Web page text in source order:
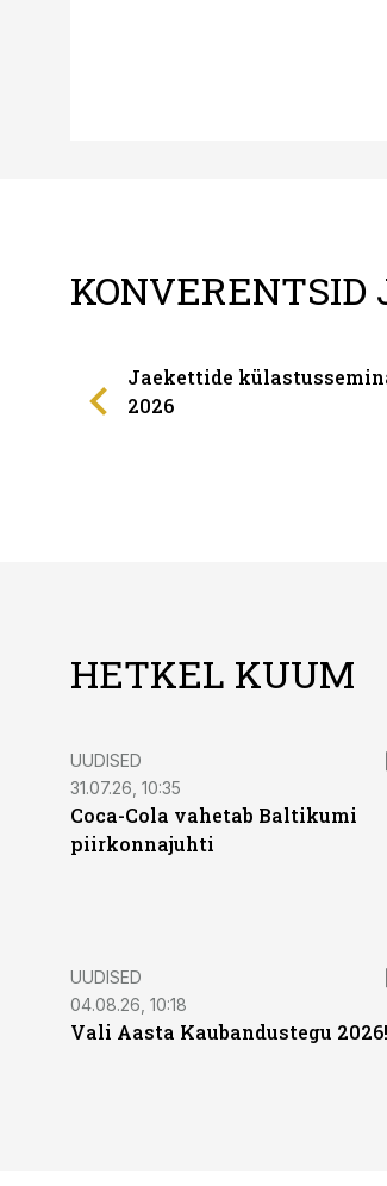
KONVERENTSID
Jaekettide
2026
HETKEL KUUM
UUDISED
31.07.26, 10:35
Coca-Cola vahetab Baltikumi
piirkonnajuhti
UUDISED
04.08.26, 10:18
Vali Aasta Kaubandustegu 2026!